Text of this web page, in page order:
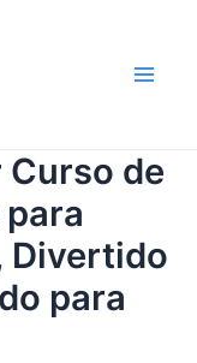
de
Divertido
para